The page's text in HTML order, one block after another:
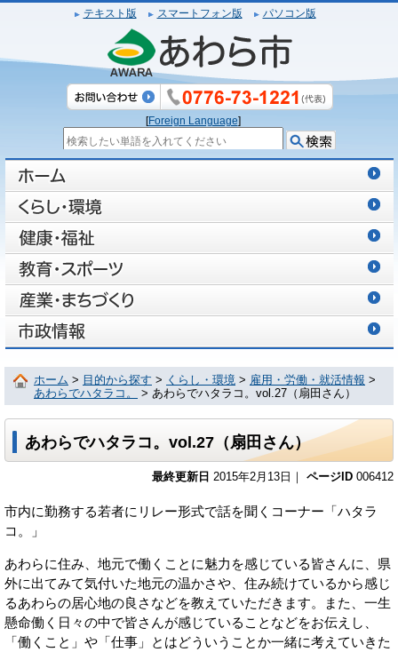
テキスト版 スマートフォン版 パソコン版
[Foreign Language]
ホーム > 目的から探す > くらし・環境 > 雇用・労働・就活情報 >
あわらでハタラコ。
> あわらでハタラコ。vol.27（扇田さん）
あわらでハタラコ。vol.27（扇田さん）
最終更新日 2015年2月13日｜ ページID 006412
市内に勤務する若者にリレー形式で話を聞くコーナー「ハタラ
コ。」
あわらに住み、地元で働くことに魅力を感じている皆さんに、県
外に出てみて気付いた地元の温かさや、住み続けているから感じ
るあわらの居心地の良さなどを教えていただきます。また、一生
懸命働く日々の中で皆さんが感じていることなどをお伝えし、
「働くこと」や「仕事」とはどういうことか一緒に考えていきた